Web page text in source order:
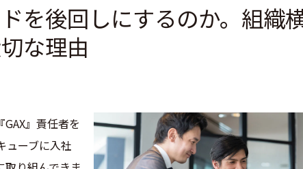
を後回しにするのか。組織
な理由
』責任者を
ューブに入社